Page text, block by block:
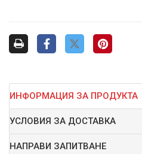
ИНФОРМАЦИЯ ЗА ПРОДУКТА
УСЛОВИЯ ЗА ДОСТАВКА
НАПРАВИ ЗАПИТВАНЕ